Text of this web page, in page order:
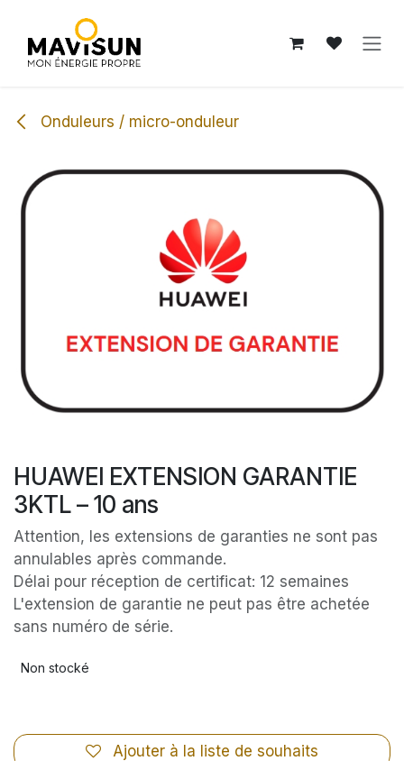
Onduleurs / micro-onduleur
HUAWEI EXTENSION GARANTIE
3KTL – 10 ans
Attention, les extensions de garanties ne sont pas
annulables après commande.
Délai pour réception de certificat: 12 semaines
L'extension de garantie ne peut pas être achetée
sans numéro de série.
Non stocké
Ajouter à la liste de souhaits